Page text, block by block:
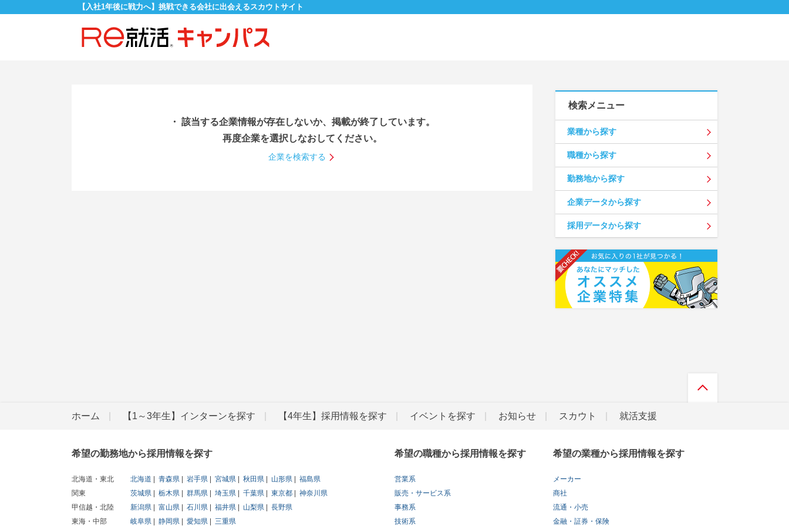
【入社1年後に戦力へ】挑戦できる会社に出会えるスカウトサイト
・ 該当する企業情報が存在しないか、掲載が終了しています。
再度企業を選択しなおしてください。
企業を検索する
検索メニュー
業種から探す
職種から探す
勤務地から探す
企業データから探す
採用データから探す
ホーム 【1～3年生】インターンを探す 【4年生】採用情報を探す イベントを探す お知らせ スカウト 就活支援
希望の勤務地から採用情報を探す
北海道・東北 北海道 青森県 岩手県 宮城県 秋田県 山形県
福島県
関東
茨城県 栃木県 群馬県 埼玉県 千葉県 東京都
神奈川県
甲信越・北陸
新潟県 富山県 石川県 福井県 山梨県
長野県
東海・中部
岐阜県 静岡県 愛知県 三重県
希望の職種から採用情報を探す
営業系
販売・サービス系
事務系
技術系
希望の業種から採用情報を探す
メーカー
商社
流通・小売
金融・証券・保険